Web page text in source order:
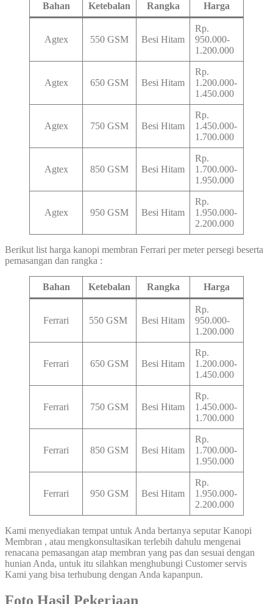
Bahan Ketebalan Rangka Harga
Agtex 550 GSM Besi Hitam
Rp.
950.000-
1.200.000
Agtex 650 GSM Besi Hitam
Rp.
1.200.000-
1.450.000
Agtex 750 GSM Besi Hitam
Rp.
1.450.000-
1.700.000
Agtex 850 GSM Besi Hitam
Rp.
1.700.000-
1.950.000
Agtex 950 GSM Besi Hitam
Rp.
1.950.000-
2.200.000
Berikut list harga kanopi membran Ferrari per meter persegi beserta
pemasangan dan rangka :
Bahan Ketebalan Rangka Harga
Ferrari 550 GSM Besi Hitam
Rp.
950.000-
1.200.000
Ferrari 650 GSM Besi Hitam
Rp.
1.200.000-
1.450.000
Ferrari 750 GSM Besi Hitam
Rp.
1.450.000-
1.700.000
Ferrari 850 GSM Besi Hitam
Rp.
1.700.000-
1.950.000
Ferrari 950 GSM Besi Hitam
Rp.
1.950.000-
2.200.000
Kami menyediakan tempat untuk Anda bertanya seputar Kanopi
Membran , atau mengkonsultasikan terlebih dahulu mengenai
renacana pemasangan atap membran yang pas dan sesuai dengan
hunian Anda, untuk itu silahkan menghubungi Customer servis
Kami yang bisa terhubung dengan Anda kapanpun.
Foto Hasil Pekerjaan